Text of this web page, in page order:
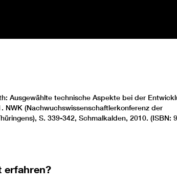
Ausgewählte technische Aspekte bei der
NWK (Nachwuchswissenschaftlerkonferenz der
S. 339-342, Schmalkalden, 2010. (ISBN:
erfahren?